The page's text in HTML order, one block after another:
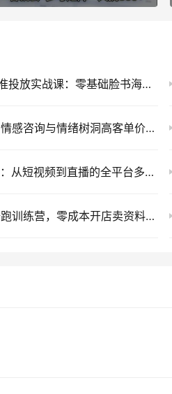
Facebook广告跨境精准投放实战课：零基础脸书海外广告账户搭建、受众优化与稳定变现教程
闲鱼小众创业新项目：情感咨询与情绪树洞高客单价私域变现运营教程
全域AI带货矩阵实战课：从短视频到直播的全平台多矩阵运营破局指南
小红书搜索虚拟电商陪跑训练营，零成本开店卖资料与全自动发货矩阵项目教程